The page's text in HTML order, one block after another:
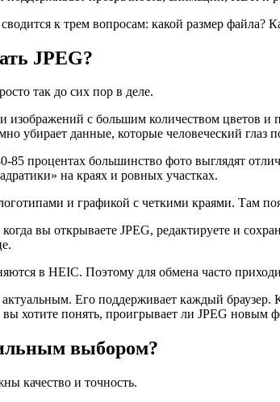
к трем вопросам: какой размер
JPEG?
так до сих пор в деле.
изображений с большим количеством цветов
убирает данные, которые человеческий глаз
85 процентах большинство фото выглядят
на краях и ровных участках.
и графикой с четкими краями. Там
вы открываете JPEG, редактируете и
в HEIC. Поэтому для обмена часто
актуальным. Его поддерживает каждый
хотите понять, проигрывает ли JPEG новым
выбором?
качество и точность.